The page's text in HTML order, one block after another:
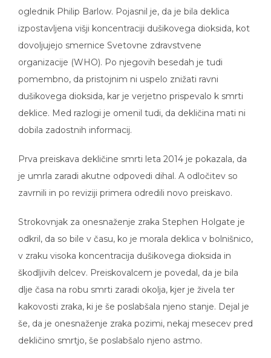
oglednik Philip Barlow. Pojasnil je, da je bila deklica
izpostavljena višji koncentraciji dušikovega dioksida, kot
dovoljujejo smernice Svetovne zdravstvene
organizacije (WHO). Po njegovih besedah je tudi
pomembno, da pristojnim ni uspelo znižati ravni
dušikovega dioksida, kar je verjetno prispevalo k smrti
deklice. Med razlogi je omenil tudi, da dekličina mati ni
dobila zadostnih informacij.
Prva preiskava dekličine smrti leta 2014 je pokazala, da
je umrla zaradi akutne odpovedi dihal. A odločitev so
zavrnili in po reviziji primera odredili novo preiskavo.
Strokovnjak za onesnaženje zraka Stephen Holgate je
odkril, da so bile v času, ko je morala deklica v bolnišnico,
v zraku visoka koncentracija dušikovega dioksida in
škodljivih delcev. Preiskovalcem je povedal, da je bila
dlje časa na robu smrti zaradi okolja, kjer je živela ter
kakovosti zraka, ki je še poslabšala njeno stanje. Dejal je
še, da je onesnaženje zraka pozimi, nekaj mesecev pred
dekličino smrtjo, še poslabšalo njeno astmo.